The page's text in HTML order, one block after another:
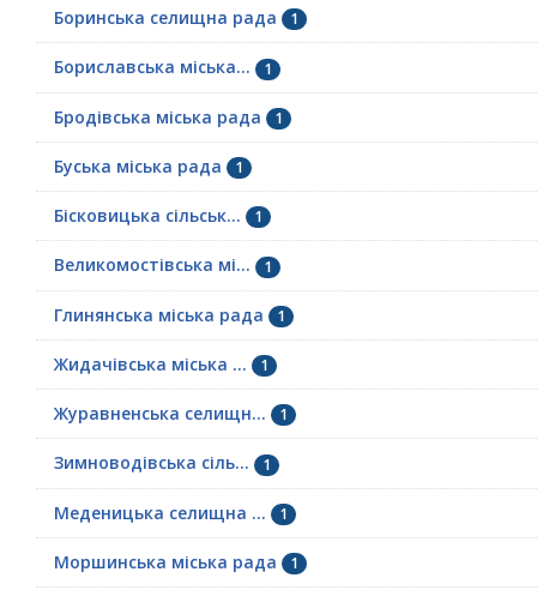
Боринська селищна рада 1
Бориславська міська... 1
Бродівська міська рада 1
Буська міська рада 1
Бісковицька сільськ... 1
Великомостівська мі... 1
Глинянська міська рада 1
Жидачівська міська ... 1
Журавненська селищн... 1
Зимноводівська сіль... 1
Меденицька селищна ... 1
Моршинська міська рада 1